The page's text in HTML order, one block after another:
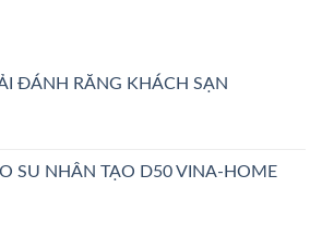
ĐÁNH RĂNG KHÁCH SẠN
SU NHÂN TẠO D50 VINA-HOME